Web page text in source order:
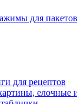
для пакетов
для рецептов
елочные